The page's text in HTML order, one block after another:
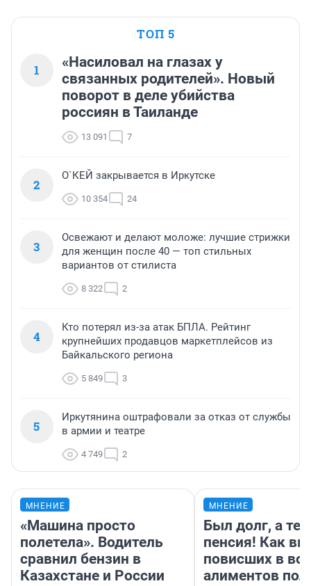
ТОП 5
1
«Насиловал на глазах у
связанных родителей». Новый
поворот в деле убийства
россиян в Таиланде
13 091 7
2
О`КЕЙ закрывается в Иркутске
10 354 24
3
Освежают и делают моложе: лучшие стрижки
для женщин после 40 — топ стильных
вариантов от стилиста
8 322 2
4
Кто потерял из-за атак БПЛА. Рейтинг
крупнейших продавцов маркетплейсов из
Байкальского региона
5 849 3
5
Иркутянина оштрафовали за отказ от службы
в армии и театре
4 749 2
МНЕНИЕ
«Машина просто
полетела». Водитель
сравнил бензин в
Казахстане и России
МНЕНИЕ
Был долг, а
пенсия! Как
повисших в
алиментов